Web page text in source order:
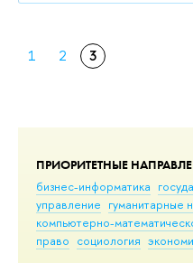
ПРИОРИТЕТНЫЕ
бизнес-информатика
управление гуманитарные
компьютерно-
право социология
1 2 3